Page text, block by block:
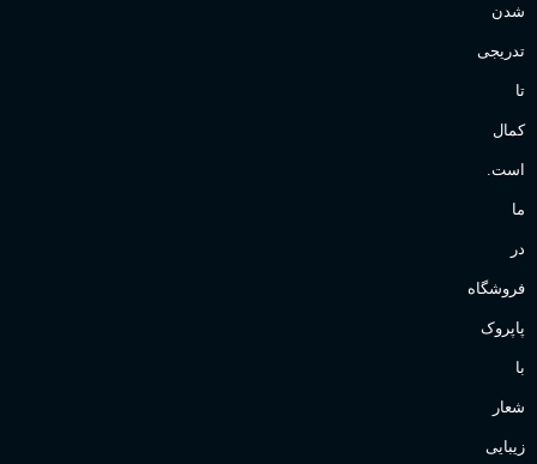
شدن
تدریجی
تا
کمال
است.
ما
در
فروشگاه
پاپروک
با
شعار
زیبایی